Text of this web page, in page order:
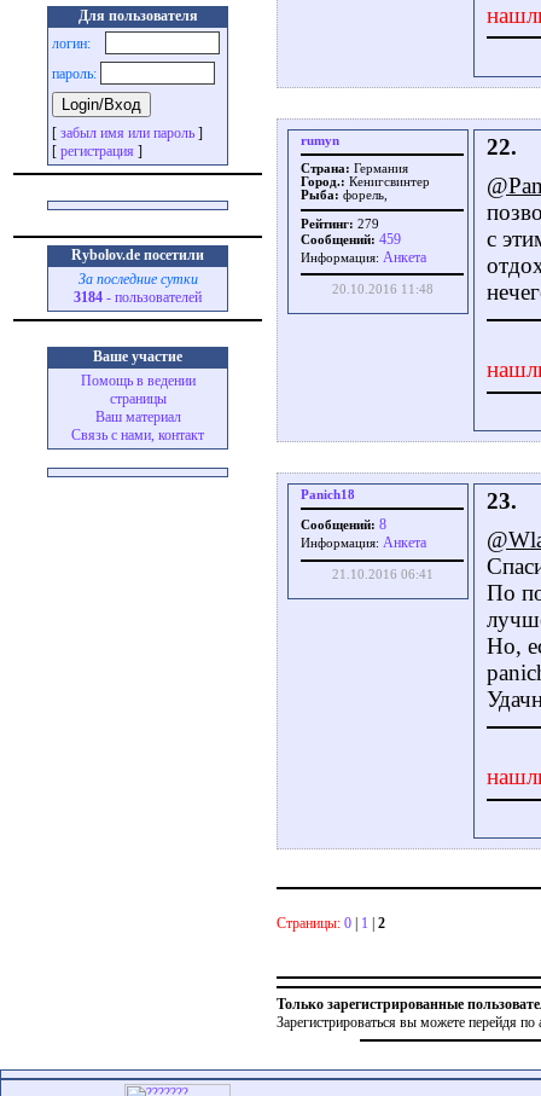
Для пользователя
логин:
пароль:
[ забыл имя или пароль ]
[ регистрация ]
Rybolov.de посетили
За последние сутки
3184 - пользователей
Ваше участие
Помощь в ведении
страницы
Ваш материал
Связь с нами, контакт
rumyn
Страна: Германия
Город.: Кенигсвинтер
Рыба: форель,
Рейтинг: 279
Сообщений: 459
Информация: Aнкета
20.10.2016 11:48
22.
с
Panich18
Сообщений: 8
Информация: Aнкета
21.10.2016 06:41
23.
По
Но,
Страницы: 0 | 1 | 2
Только зарегистрированные
Зарегистрироваться вы можете перейдя по